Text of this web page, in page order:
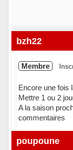
bzh22
Membre
Encore une fois
Mettre 1 ou 2
A la saison
commentaires
Hors ligne
poupoune